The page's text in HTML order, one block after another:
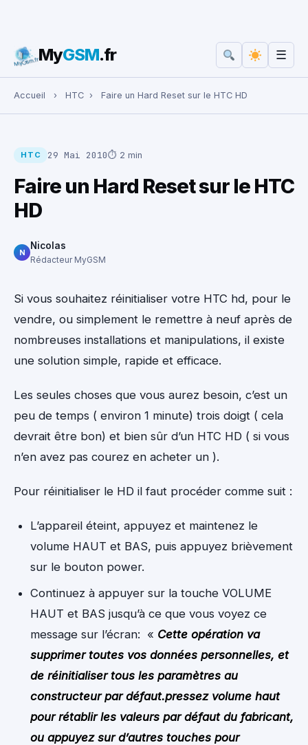
Rechercher :
MyGSM.fr ☰
Accueil › HTC › Faire un Hard Reset sur le HTC HD
HTC 29 Mai 2010⏱ 2 min
Faire un Hard Reset sur le HTC
HD
N
Nicolas
Rédacteur MyGSM
Si vous souhaitez réinitialiser votre HTC hd, pour le
vendre, ou simplement le remettre à neuf après de
nombreuses installations et manipulations, il existe
une solution simple, rapide et efficace.
Les seules choses que vous aurez besoin, c’est un
peu de temps ( environ 1 minute) trois doigt ( cela
devrait être bon) et bien sûr d’un HTC HD ( si vous
n’en avez pas courez en acheter un ).
Pour réinitialiser le HD il faut procéder comme suit :
L’appareil éteint, appuyez et maintenez le
volume HAUT et BAS, puis appuyez brièvement
sur le bouton power.
Continuez à appuyer sur la touche VOLUME
HAUT et BAS jusqu’à ce que vous voyez ce
message sur l’écran: « Cette opération va
supprimer toutes vos données personnelles, et
de réinitialiser tous les paramètres au
constructeur par défaut.pressez volume haut
pour rétablir les valeurs par défaut du fabricant,
ou appuyez sur d’autres touches pour